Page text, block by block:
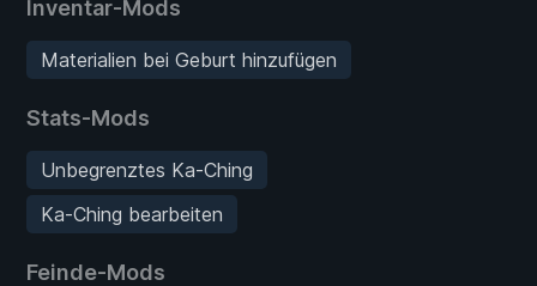
Inventar-Mods
Materialien bei Geburt hinzufügen
Stats-Mods
Unbegrenztes Ka-Ching
Ka-Ching bearbeiten
Feinde-Mods